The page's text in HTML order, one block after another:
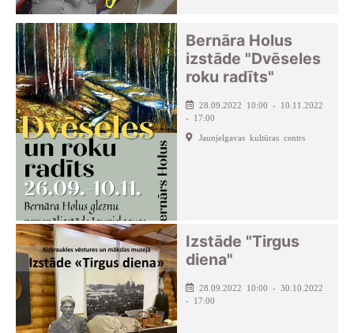
Bernāra Holus
izstāde "Dvēseles
roku radīts"
28.09.2022 10:00 - 10.11.2022
- 17:00
Jaunjelgavas kultūras centrs
Izstāde "Tirgus
diena"
28.09.2022 10:00 - 30.10.2022
- 17:00